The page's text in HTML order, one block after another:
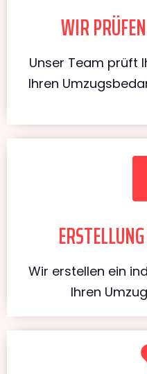
WIR
Unser Team prüft
Ihren
Wir erstellen ein
Ihren